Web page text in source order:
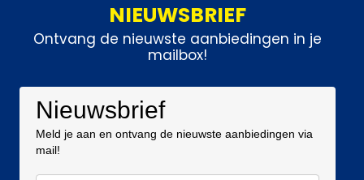
NIEUWSBRIEF
Ontvang de nieuwste aanbiedingen in je
mailbox!
Nieuwsbrief
Meld je aan en ontvang de nieuwste aanbiedingen via
mail!